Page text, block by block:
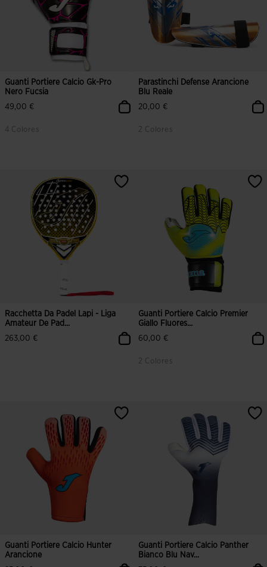
Guanti Portiere Calcio Gk-Pro
Nero Fucsia
49,00 €
4 Colores
4,6 su 5 valutazione dei clienti
Parastinchi Defense Arancione
Blu Reale
20,00 €
2 Colores
3,4 su 5 valutazione dei clienti
Racchetta Da Padel Lapi - Liga
Amateur De Pad...
263,00 €
Guanti Portiere Calcio Premier
Giallo Fluores...
60,00 €
2 Colores
3,9 su 5 valutazione dei clienti
Guanti Portiere Calcio Hunter
Arancione
Guanti Portiere Calcio Panther
Bianco Blu Nav...